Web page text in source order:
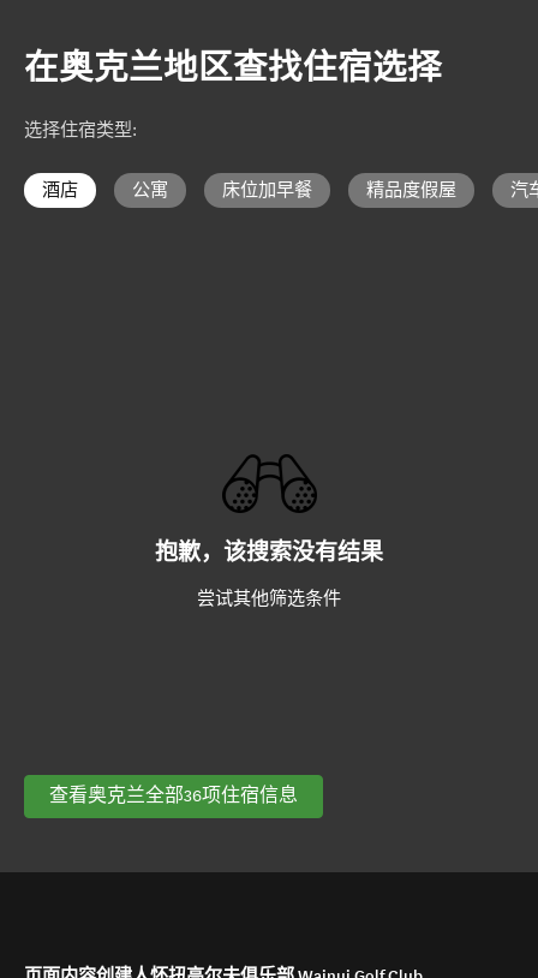
在奥克兰地区查找住宿选择
选择住宿类型:
酒店 公寓 床位加早餐 精品度假屋 汽
抱歉，该搜索没有结果
尝试其他筛选条件
查看奥克兰全部36项住宿信息